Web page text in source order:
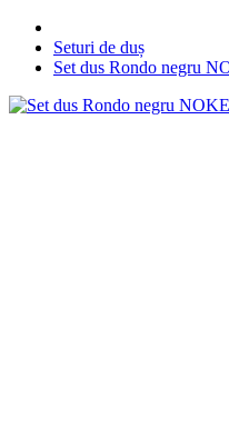
Seturi de duș
Set dus Rondo negru